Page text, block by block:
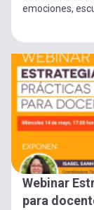
emociones,
Webinar
para